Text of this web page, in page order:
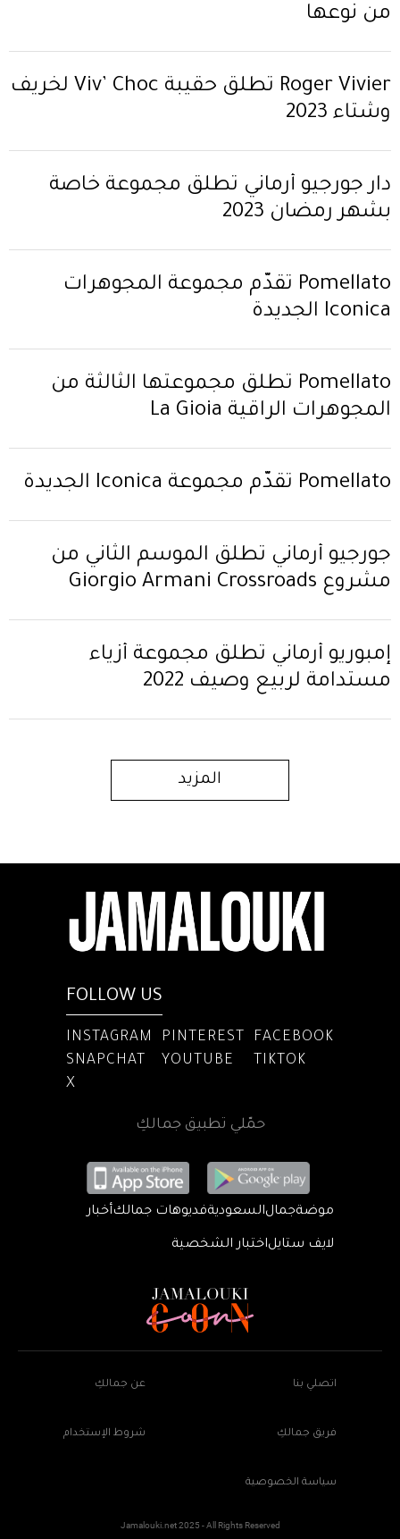
من نوعها
Roger Vivier تطلق حقيبة Viv’ Choc لخريف
وشتاء 2023
دار جورجيو أرماني تطلق مجموعة خاصة
بشهر رمضان 2023
Pomellato تقدّم مجموعة المجوهرات
Iconica الجديدة
Pomellato تطلق مجموعتها الثالثة من
المجوهرات الراقية La Gioia
Pomellato تقدّم مجموعة Iconica الجديدة
جورجيو أرماني تُطلق الموسم الثاني من
مشروع Giorgio Armani Crossroads
إمبوريو أرماني تطلق مجموعة أزياء
مستدامة لربيع وصيف 2022
المزيد
FOLLOW US
INSTAGRAM PINTEREST
FACEBOOK
SNAPCHAT
YOUTUBE
TIKTOK
X
حمّلي تطبيق جمالكِ
موضةجمالالسعوديةفديوهات جمالكأخبار
لايف ستايلاختبار الشخصية
اتصلي بنا عن جمالكِ
فريق جمالكِ شروط الإستخدام
سياسة الخصوصية
Jamalouki.net 2025 - All Rights Reserved